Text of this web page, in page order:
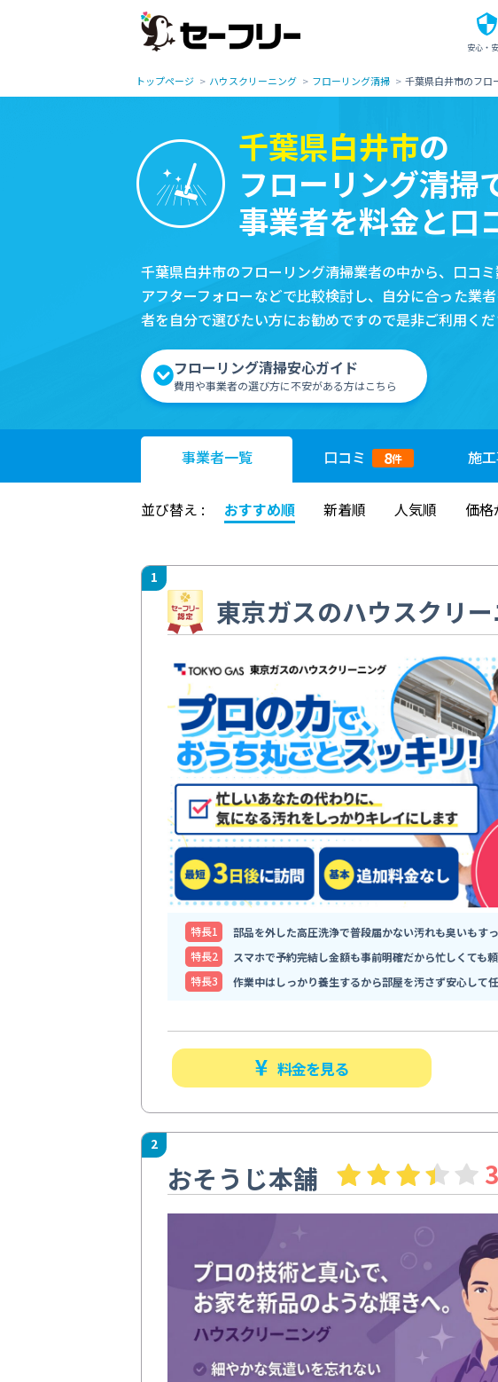
安心・
トップページ ハウスクリーニング フローリング清掃 千葉県白井市のフロ
千葉県白井市の
フローリング清掃
事業者を料金と口
千葉県白井市のフローリング清掃業者の中から、口コ
アフターフォローなどで比較検討し、自分に合った業
者を自分で選びたい方にお勧めですので是非ご利用くだ
フローリング清掃安心ガイド
費用や事業者の選び方に不安がある方はこちら
事業者一覧 口コミ 8件 施工
並び替え : おすすめ順 新着順 人気順 価格
1
東京ガスのハウスクリ
特⻑1
部品を外した高圧洗浄で普段届かない汚れも臭いもす
特⻑2
スマホで予約完結し金額も事前明確だから忙しくても
特⻑3
作業中はしっかり養生するから部屋を汚さず安心して
料金を見る
2
おそうじ本舗